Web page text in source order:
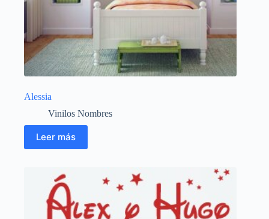
Alessia
Vinilos Nombres
Leer más